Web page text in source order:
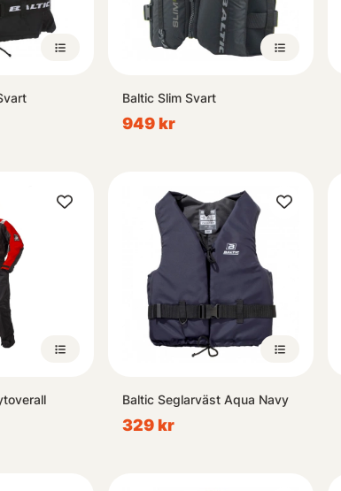
Baltic Slim Svart
949 kr
Baltic Seglarväst Aqua Navy
329 kr